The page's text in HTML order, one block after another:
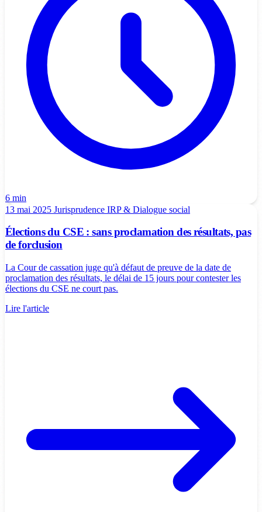
6 min
13 mai 2025 Jurisprudence IRP & Dialogue social
Élections du CSE : sans proclamation des résultats, pas
de forclusion
La Cour de cassation juge qu'à défaut de preuve de la date de
proclamation des résultats, le délai de 15 jours pour contester les
élections du CSE ne court pas.
Lire l'article